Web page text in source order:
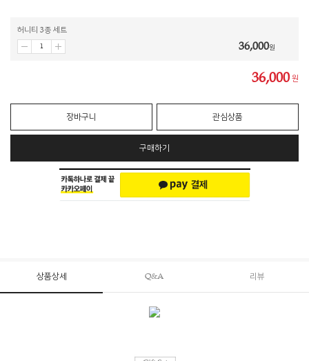
허니티 3종 세트
36,000원
36,000 원
장바구니 관심상품
구매하기
상품상세 Q&A 리뷰